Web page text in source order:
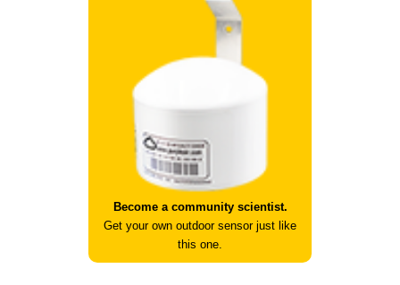
Become a community scientist.
Get your own outdoor sensor just like
this one.